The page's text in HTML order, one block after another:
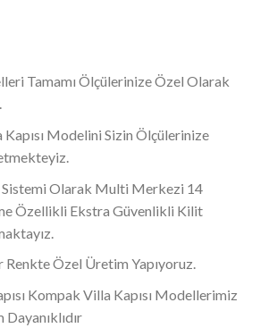
Tamamı Ölçülerinize Özel Olarak
Modelini Sizin Ölçülerinize
Sistemi Olarak Multi Merkezi 14
Özellikli Ekstra Güvenlikli Kilit
Özel Üretim Yapıyoruz.
Kompak Villa Kapısı Modellerimiz